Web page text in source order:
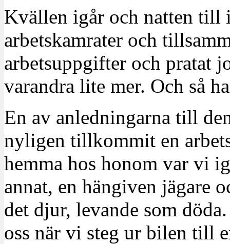
Kvällen igår och natten till
arbetskamrater och
arbetsuppgifter och pratat
varandra lite mer. Och så
En av anledningarna till
nyligen tillkommit en
hemma hos honom var vi
annat, en hängiven jägare
det djur, levande som
oss när vi steg ur bilen till